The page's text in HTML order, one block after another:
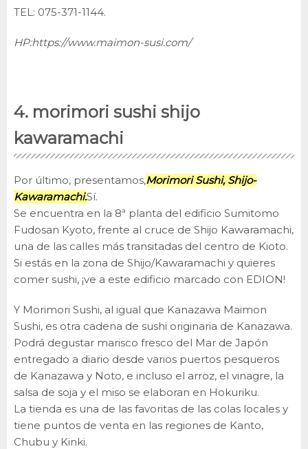
TEL: 075-371-1144.
HP:https://www.maimon-susi.com/
4. morimori sushi shijo
kawaramachi
Por último, presentamos,Morimori Sushi, Shijo-
Kawaramachi.Sí.
Se encuentra en la 8ª planta del edificio Sumitomo
Fudosan Kyoto, frente al cruce de Shijo Kawaramachi,
una de las calles más transitadas del centro de Kioto.
Si estás en la zona de Shijo/Kawaramachi y quieres
comer sushi, ¡ve a este edificio marcado con EDION!
Y Morimori Sushi, al igual que Kanazawa Maimon
Sushi, es otra cadena de sushi originaria de Kanazawa.
Podrá degustar marisco fresco del Mar de Japón
entregado a diario desde varios puertos pesqueros
de Kanazawa y Noto, e incluso el arroz, el vinagre, la
salsa de soja y el miso se elaboran en Hokuriku.
La tienda es una de las favoritas de las colas locales y
tiene puntos de venta en las regiones de Kanto,
Chubu y Kinki.